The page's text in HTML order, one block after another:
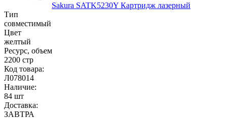
Sakura SATK5230Y Картридж лазерный
Тип
совместимый
Цвет
желтый
Ресурс, объем
2200 стр
Код товара:
Л078014
Наличие:
84 шт
Доставка:
ЗАВТРА